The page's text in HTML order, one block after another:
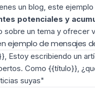
un blog, este
potenciales y
sobre un tema y ofrecer
ejemplo de mensajes
Estoy escribiendo un
Como {{título}},
suyas"